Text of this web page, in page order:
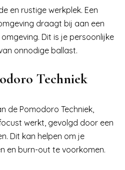
en rustige werkplek. Een
draagt bij aan een
Dit is je persoonlijke
onnodige ballast.
Techniek
de Pomodoro Techniek,
werkt, gevolgd door een
Dit kan helpen om je
en burn-out te voorkomen.